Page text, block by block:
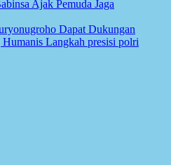
Ajak Pemuda Jaga
Dapat Dukungan
Humanis Langkah presisi polri